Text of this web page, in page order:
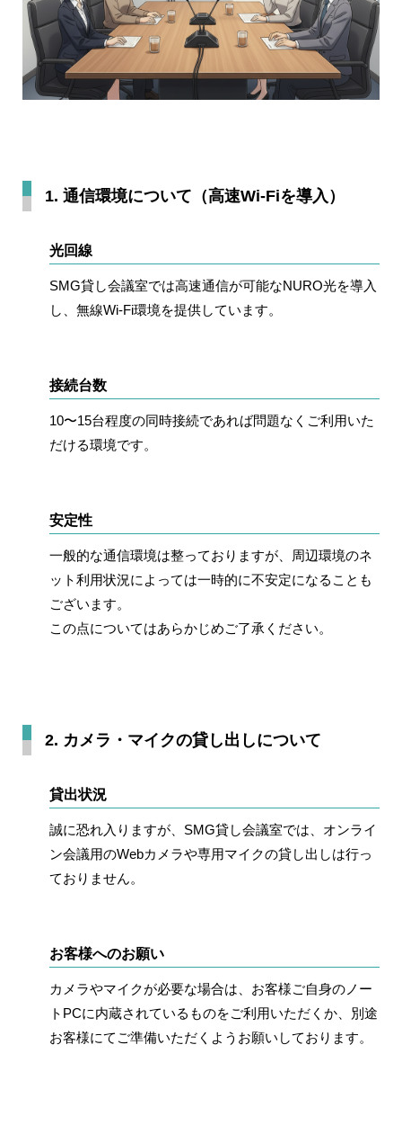
1. 通信環境について（高速Wi-Fiを導入）
光回線
SMG貸し会議室では高速通信が可能なNURO光を導入
し、無線Wi-Fi環境を提供しています。
接続台数
10〜15台程度の同時接続であれば問題なくご利用いた
だける環境です。
安定性
一般的な通信環境は整っておりますが、周辺環境のネ
ット利用状況によっては一時的に不安定になることも
ございます。
この点についてはあらかじめご了承ください。
2. カメラ・マイクの貸し出しについて
貸出状況
誠に恐れ入りますが、SMG貸し会議室では、 オンライ
ン会議用のWebカメラや専用マイクの貸し出しは行っ
ておりません。
お客様へのお願い
カメラやマイクが必要な場合は、お客様ご自身のノー
トPCに内蔵されているものをご利用いただくか、別途
お客様にてご準備いただくようお願いしております。